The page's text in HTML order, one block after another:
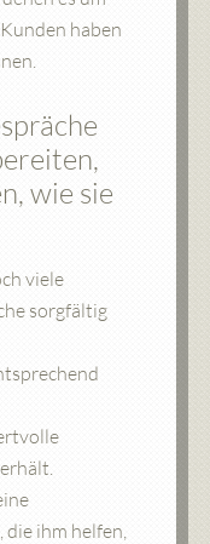
haben
wie sie
viele
sorgfältig
die ihm helfen,